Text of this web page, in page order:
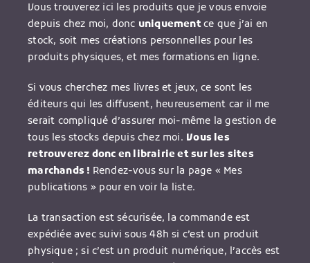
Vous trouverez ici les produits que je vous envoie
depuis chez moi, donc uniquementce que j’ai en
stock, soit mes créations personnelles pour les
produits physiques, et mes formations en ligne.
Si vous cherchez mes livres et jeux, ce sont les
éditeurs qui les diffusent, heureusement car il me
serait compliqué d’assurer moi-même la gestion de
tous les stocks depuis chez moi. Vous les
retrouverez donc en librairie et sur les sites
marchands ! Rendez-vous sur la page « Mes
publications » pour en voir la liste.
La transaction est sécurisée, la commande est
expédiée avec suivi sous 48h si c’est un produit
physique ; si c’est un produit numérique, l’accès est